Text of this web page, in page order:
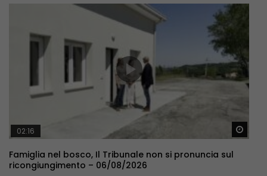
02:16
Famiglia nel bosco, Il Tribunale non si pronuncia sul
ricongiungimento – 06/08/2026